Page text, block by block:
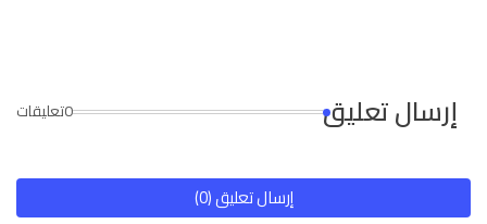
إرسال تعليق 0تعليقات
إرسال تعليق (0)